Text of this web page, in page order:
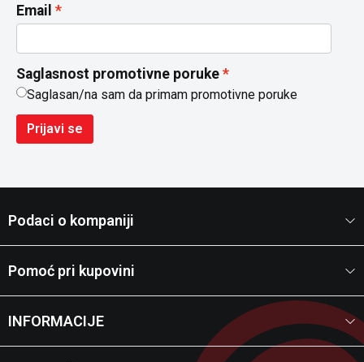
Email
Saglasnost promotivne poruke
Saglasan/na sam da primam promotivne poruke
Prijavi se
Podaci o kompaniji
Pomoć pri kupovini
INFORMACIJE